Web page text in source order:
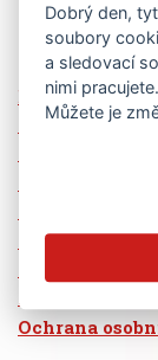
Rychlé
Elektronická
Jídelní lístek
Dotace a
Volná
Zřizovatel
Ochrana
Dobrý den,
soubory
a sledovací
nimi
Můžete je